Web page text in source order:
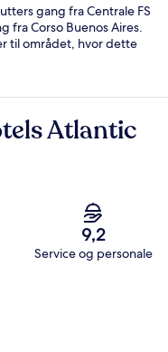
gang fra Centrale FS
fra Corso Buenos Aires.
til området, hvor dette
Atlantic
9,2
Service og personale